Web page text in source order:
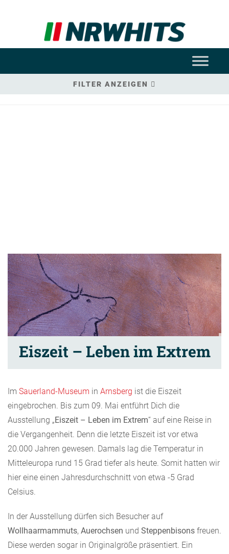
FILTER ANZEIGEN
Eiszeit – Leben im Extrem
Im Sauerland-Museum in Arnsberg ist die Eiszeit
eingebrochen. Bis zum 09. Mai entführt Dich die
Ausstellung „Eiszeit – Leben im Extrem“ auf eine Reise in
die Vergangenheit. Denn die letzte Eiszeit ist vor etwa
20.000 Jahren gewesen. Damals lag die Temperatur in
Mitteleuropa rund 15 Grad tiefer als heute. Somit hatten wir
hier eine einen Jahresdurchschnitt von etwa -5 Grad
Celsius.
In der Ausstellung dürfen sich Besucher auf
Wollhaarmammuts, Auerochsen und Steppenbisons freuen.
Diese werden sogar in Originalgröße präsentiert. Ein